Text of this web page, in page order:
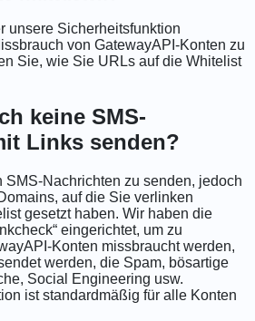
unsere Sicherheitsfunktion
von GatewayAPI-Konten zu
Sie, wie Sie URLs auf die Whitelist
keine SMS-
Links senden?
SMS-Nachrichten zu senden, jedoch
auf die Sie verlinken
gesetzt haben. Wir haben die
eingerichtet, um zu
Konten missbraucht werden,
werden, die Spam, bösartige
Social Engineering usw.
ist standardmäßig für alle Konten